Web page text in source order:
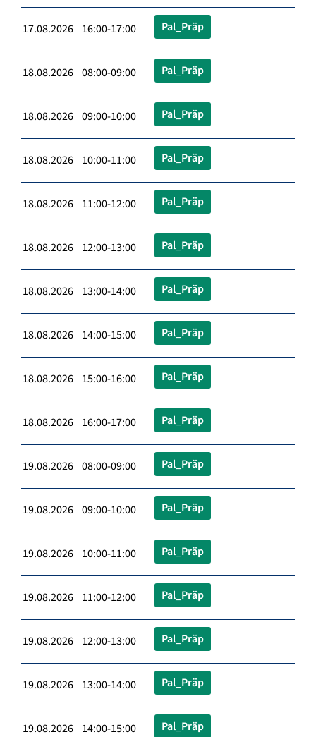
17.08.2026 16:00-17:00 Pal_Präp
18.08.2026 08:00-09:00 Pal_Präp
18.08.2026 09:00-10:00 Pal_Präp
18.08.2026 10:00-11:00 Pal_Präp
18.08.2026 11:00-12:00 Pal_Präp
18.08.2026 12:00-13:00 Pal_Präp
18.08.2026 13:00-14:00 Pal_Präp
18.08.2026 14:00-15:00 Pal_Präp
18.08.2026 15:00-16:00 Pal_Präp
18.08.2026 16:00-17:00 Pal_Präp
19.08.2026 08:00-09:00 Pal_Präp
19.08.2026 09:00-10:00 Pal_Präp
19.08.2026 10:00-11:00 Pal_Präp
19.08.2026 11:00-12:00 Pal_Präp
19.08.2026 12:00-13:00 Pal_Präp
19.08.2026 13:00-14:00 Pal_Präp
19.08.2026 14:00-15:00 Pal_Präp